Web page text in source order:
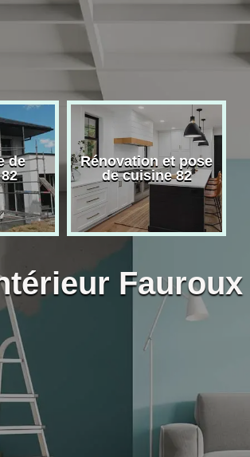
de
Rénovation et pose
de cuisine 82
Fauroux